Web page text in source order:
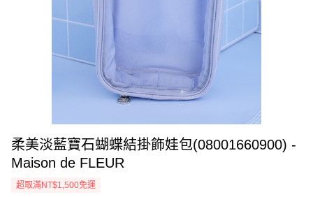
柔美淡藍寶石蝴蝶結掛飾娃包(08001660900) -
Maison de FLEUR
超取滿NT$1,500免運